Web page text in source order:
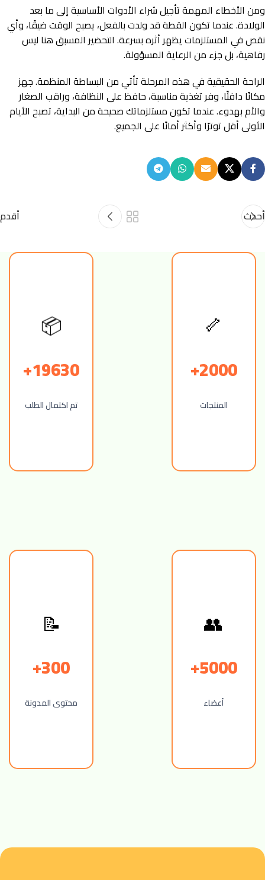
ومن الأخطاء المهمة تأجيل شراء الأدوات الأساسية إلى ما بعد
الولادة. عندما تكون القطة قد ولدت بالفعل، يصبح الوقت ضيقًا، وأي
نقص في المستلزمات يظهر أثره بسرعة. التحضير المسبق هنا ليس
رفاهية، بل جزء من الرعاية المسؤولة.
الراحة الحقيقية في هذه المرحلة تأتي من البساطة المنظمة. جهز
مكانًا دافئًا، وفر تغذية مناسبة، حافظ على النظافة، وراقب الصغار
والأم بهدوء. عندما تكون مستلزماتك صحيحة من البداية، تصبح الأيام
الأولى أقل توترًا وأكثر أمانًا على الجميع.
أحدث أقدم
🦴
2000+
المنتجات
📦
19630+
تم اكتمال الطلب
👥
5000+
أعضاء
📝
300+
محتوى المدونة